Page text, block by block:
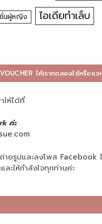
นผู้หญิง ไอเดียทำเล็บ
ให้เราทดลองใช้หรือแจ
ให้ได้ที่
ค่ะ
ายรูปและลงโพส Facebook
ะให้กำลังใจทุกท่านค่ะ